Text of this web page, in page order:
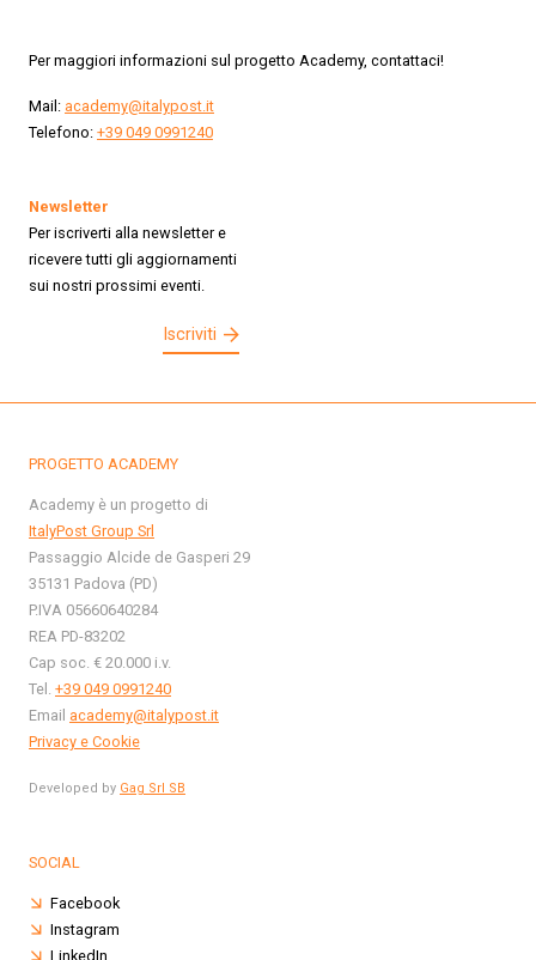
Per maggiori informazioni sul progetto Academy, contattaci!
Mail: academy@italypost.it
Telefono: +39 049 0991240
Newsletter
Per iscriverti alla newsletter e
ricevere tutti gli aggiornamenti
sui nostri prossimi eventi.
Iscriviti
PROGETTO ACADEMY
Academy è un progetto di
ItalyPost Group Srl
Passaggio Alcide de Gasperi 29
35131 Padova (PD)
P.IVA 05660640284
REA PD-83202
Cap soc. € 20.000 i.v.
Tel. +39 049 0991240
Email academy@italypost.it
Privacy e Cookie
Developed by Gag Srl SB
SOCIAL
Facebook
Instagram
LinkedIn